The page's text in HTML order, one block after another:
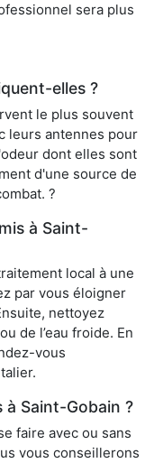
sera plus
elles ?
le plus souvent
leurs antennes pour
dont elles sont
d'une source de
?
à Saint-
local à une
par vous éloigner
nettoyez
de l’eau froide. En
vous
à Saint-Gobain ?
faire avec ou sans
vous conseillerons